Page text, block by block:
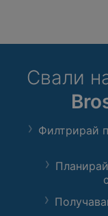
Свали
Филтрирай